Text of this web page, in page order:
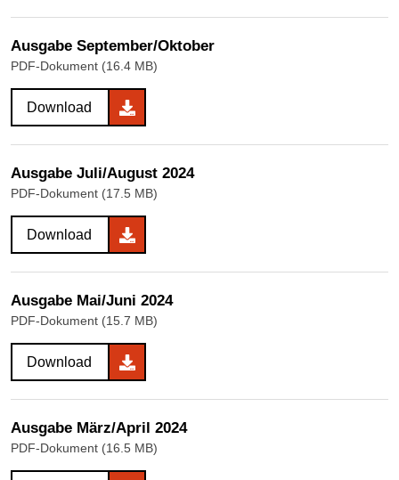
Ausgabe September/Oktober
PDF-Dokument (16.4 MB)
Download
Ausgabe Juli/August 2024
PDF-Dokument (17.5 MB)
Download
Ausgabe Mai/Juni 2024
PDF-Dokument (15.7 MB)
Download
Ausgabe März/April 2024
PDF-Dokument (16.5 MB)